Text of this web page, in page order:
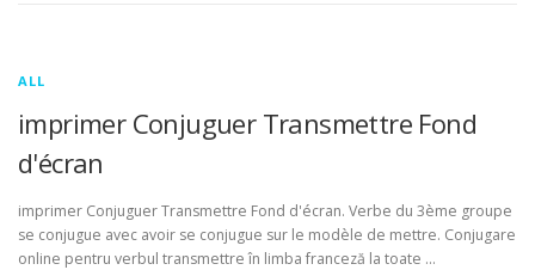
ALL
imprimer Conjuguer Transmettre Fond
d'écran
imprimer Conjuguer Transmettre Fond d'écran. Verbe du 3ème groupe
se conjugue avec avoir se conjugue sur le modèle de mettre. Conjugare
online pentru verbul transmettre în limba franceză la toate …